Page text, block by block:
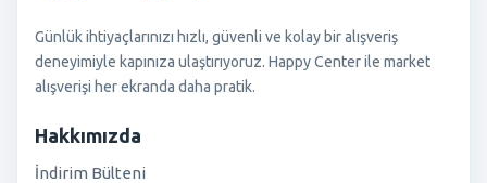
Günlük ihtiyaçlarınızı hızlı, güvenli ve kolay bir alışveriş
deneyimiyle kapınıza ulaştırıyoruz. Happy Center ile market
alışverişi her ekranda daha pratik.
Hakkımızda
İndirim Bülteni